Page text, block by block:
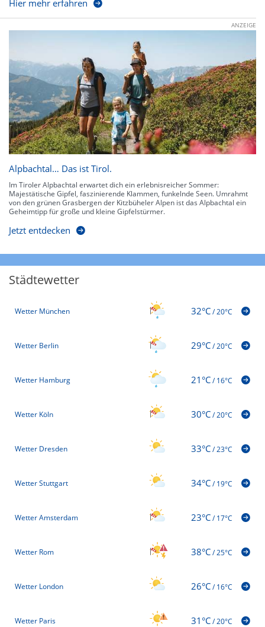
Hier mehr erfahren
ANZEIGE
Alpbachtal… Das ist Tirol.
Im Tiroler Alpbachtal erwartet dich ein erlebnisreicher Sommer:
Majestätische Gipfel, faszinierende Klammen, funkelnde Seen. Umrahmt
von den grünen Grasbergen der Kitzbüheler Alpen ist das Alpbachtal ein
Geheimtipp für große und kleine Gipfelstürmer.
Jetzt entdecken
Städtewetter
Wetter München 32°C/20°C
Wetter Berlin 29°C/20°C
Wetter Hamburg 21°C/16°C
Wetter Köln 30°C/20°C
Wetter Dresden 33°C/23°C
Wetter Stuttgart 34°C/19°C
Wetter Amsterdam 23°C/17°C
Wetter Rom 38°C/25°C
Wetter London 26°C/16°C
Wetter Paris 31°C/20°C